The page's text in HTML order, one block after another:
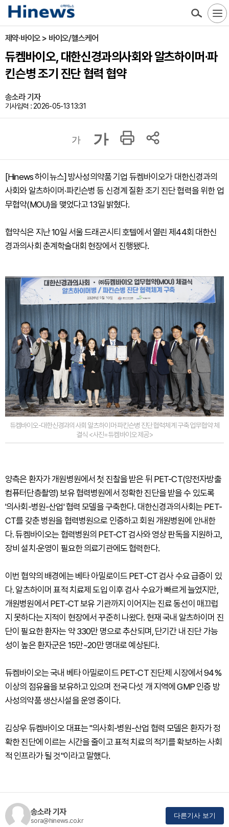
제약·바이오 > 바이오/헬스케어
듀켐바이오, 대한신경과의사회와 알츠하이머·파
킨슨병 조기 진단 협력 협약
송소라 기자
기사입력 : 2026-05-13 13:31
가 가
[Hinews 하이뉴스] 방사성의약품 기업 듀켐바이오가 대한신경과의
사회와 알츠하이머·파킨슨병 등 신경계 질환 조기 진단 협력을 위한 업
무협약(MOU)을 맺었다고 13일 밝혔다.
협약식은 지난 10일 서울 드래곤시티 호텔에서 열린 제44회 대한신
경과의사회 춘계학술대회 현장에서 진행됐다.
듀켐바이오-대한신경과의사회 알츠하이머·파킨슨병 진단 협력체계 구축 업무협약 체
결식 <사진=듀켐바이오 제공>
양측은 환자가 개원병원에서 첫 진찰을 받은 뒤 PET-CT(양전자방출
컴퓨터단층촬영) 보유 협력병원에서 정확한 진단을 받을 수 있도록
'의사회-병원-산업' 협력 모델을 구축한다. 대한신경과의사회는 PET-
CT를 갖춘 병원을 협력병원으로 인증하고 회원 개원병원에 안내한
다. 듀켐바이오는 협력병원의 PET-CT 검사와 영상 판독을 지원하고,
장비 설치·운영이 필요한 의료기관에도 협력한다.
이번 협약의 배경에는 베타 아밀로이드 PET-CT 검사 수요 급증이 있
다. 알츠하이머 표적 치료제 도입 이후 검사 수요가 빠르게 늘었지만,
개원병원에서 PET-CT 보유 기관까지 이어지는 진료 동선이 매끄럽
지 못하다는 지적이 현장에서 꾸준히 나왔다. 현재 국내 알츠하이머 진
단이 필요한 환자는 약 330만 명으로 추산되며, 단기간 내 진단 가능
성이 높은 환자군은 15만~20만 명대로 예상된다.
듀켐바이오는 국내 베타 아밀로이드 PET-CT 진단제 시장에서 94%
이상의 점유율을 보유하고 있으며 전국 다섯 개 지역에 GMP 인증 방
사성의약품 생산시설을 운영 중이다.
김상우 듀켐바이오 대표는 "의사회-병원-산업 협력 모델은 환자가 정
확한 진단에 이르는 시간을 줄이고 표적 치료의 적기를 확보하는 사회
적 인프라가 될 것"이라고 말했다.
송소라 기자
sora@hinews.co.kr
다른기사 보기